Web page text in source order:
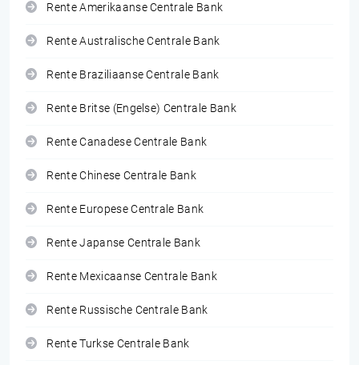
Rente Amerikaanse Centrale Bank
Rente Australische Centrale Bank
Rente Braziliaanse Centrale Bank
Rente Britse (Engelse) Centrale Bank
Rente Canadese Centrale Bank
Rente Chinese Centrale Bank
Rente Europese Centrale Bank
Rente Japanse Centrale Bank
Rente Mexicaanse Centrale Bank
Rente Russische Centrale Bank
Rente Turkse Centrale Bank